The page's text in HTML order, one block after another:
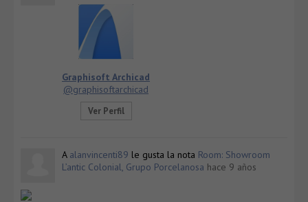
Graphisoft Archicad
@graphisoftarchicad
Ver Perfil
A alanvincenti89 le gusta la nota Room: Showroom
L’antic Colonial, Grupo Porcelanosa hace 9 años